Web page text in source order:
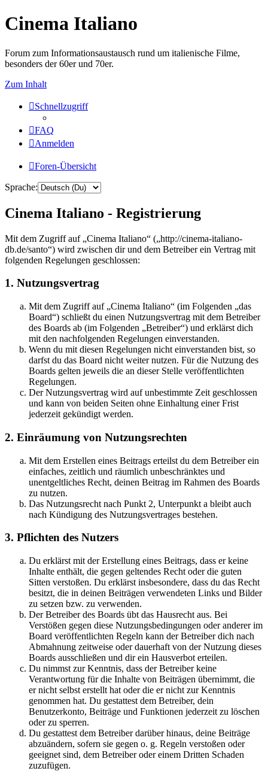
Cinema Italiano
Forum zum Informationsaustausch rund um italienische Filme,
besonders der 60er und 70er.
Zum Inhalt
Schnellzugriff
FAQ
Anmelden
Foren-Übersicht
Sprache:
Cinema Italiano - Registrierung
Mit dem Zugriff auf „Cinema Italiano“ („http://cinema-italiano-
db.de/santo“) wird zwischen dir und dem Betreiber ein Vertrag mit
folgenden Regelungen geschlossen:
1. Nutzungsvertrag
Mit dem Zugriff auf „Cinema Italiano“ (im Folgenden „das
Board“) schließt du einen Nutzungsvertrag mit dem Betreiber
des Boards ab (im Folgenden „Betreiber“) und erklärst dich
mit den nachfolgenden Regelungen einverstanden.
Wenn du mit diesen Regelungen nicht einverstanden bist, so
darfst du das Board nicht weiter nutzen. Für die Nutzung des
Boards gelten jeweils die an dieser Stelle veröffentlichten
Regelungen.
Der Nutzungsvertrag wird auf unbestimmte Zeit geschlossen
und kann von beiden Seiten ohne Einhaltung einer Frist
jederzeit gekündigt werden.
2. Einräumung von Nutzungsrechten
Mit dem Erstellen eines Beitrags erteilst du dem Betreiber ein
einfaches, zeitlich und räumlich unbeschränktes und
unentgeltliches Recht, deinen Beitrag im Rahmen des Boards
zu nutzen.
Das Nutzungsrecht nach Punkt 2, Unterpunkt a bleibt auch
nach Kündigung des Nutzungsvertrages bestehen.
3. Pflichten des Nutzers
Du erklärst mit der Erstellung eines Beitrags, dass er keine
Inhalte enthält, die gegen geltendes Recht oder die guten
Sitten verstoßen. Du erklärst insbesondere, dass du das Recht
besitzt, die in deinen Beiträgen verwendeten Links und Bilder
zu setzen bzw. zu verwenden.
Der Betreiber des Boards übt das Hausrecht aus. Bei
Verstößen gegen diese Nutzungsbedingungen oder anderer im
Board veröffentlichten Regeln kann der Betreiber dich nach
Abmahnung zeitweise oder dauerhaft von der Nutzung dieses
Boards ausschließen und dir ein Hausverbot erteilen.
Du nimmst zur Kenntnis, dass der Betreiber keine
Verantwortung für die Inhalte von Beiträgen übernimmt, die
er nicht selbst erstellt hat oder die er nicht zur Kenntnis
genommen hat. Du gestattest dem Betreiber, dein
Benutzerkonto, Beiträge und Funktionen jederzeit zu löschen
oder zu sperren.
Du gestattest dem Betreiber darüber hinaus, deine Beiträge
abzuändern, sofern sie gegen o. g. Regeln verstoßen oder
geeignet sind, dem Betreiber oder einem Dritten Schaden
zuzufügen.